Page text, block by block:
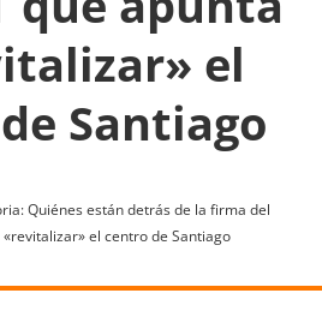
el
Santiago
Quiénes están detrás de la firma del
el centro de Santiago